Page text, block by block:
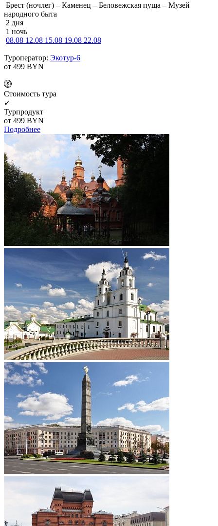
Брест (ночлег) – Каменец – Беловежская пуща – Музей
народного быта
2 дня
1 ночь
08.08 12.08 15.08 19.08 22.08
Туроператор: Экотур-6
от 499 BYN
Cтоимость тура
✓
Турпродукт
от 499 BYN
Подробнее